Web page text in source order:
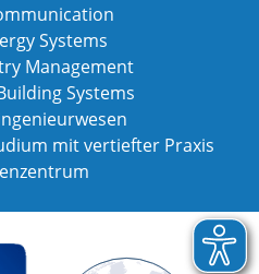
Systems
Management
Systems
mit vertiefter Praxis